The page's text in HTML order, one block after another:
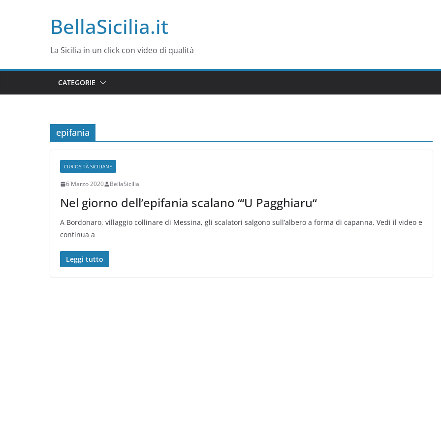
BellaSicilia.it
La Sicilia in un click con video di qualità
CATEGORIE
epifania
CURIOSITÀ SICILIANE
6 Marzo 2020 BellaSicilia
Nel giorno dell’epifania scalano “‘U Pagghiaru“
A Bordonaro, villaggio collinare di Messina, gli scalatori salgono sull’albero a forma di capanna. Vedi il video e
continua a
Leggi tutto